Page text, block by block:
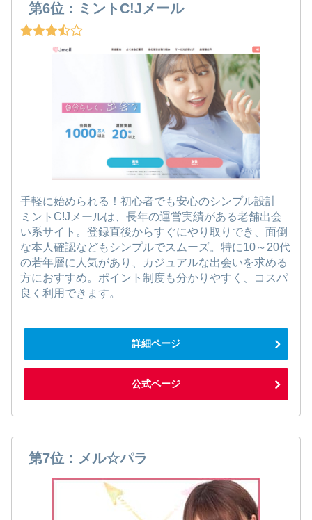
第6位：ミントC!Jメール
手軽に始められる！初心者でも安心のシンプル設計
ミントC!Jメールは、長年の運営実績がある老舗出会
い系サイト。登録直後からすぐにやり取りでき、面倒
な本人確認などもシンプルでスムーズ。特に10～20代
の若年層に人気があり、カジュアルな出会いを求める
方におすすめ。ポイント制度も分かりやすく、コスパ
良く利用できます。
詳細ページ
公式ページ
第7位：メル☆パラ